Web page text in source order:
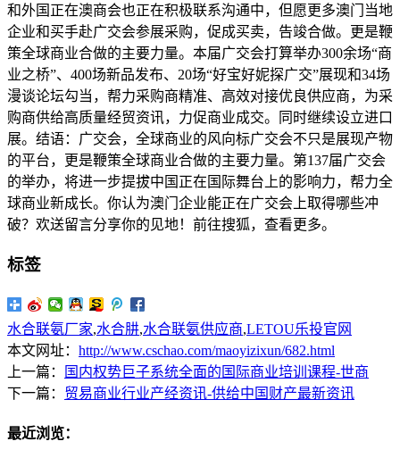
和外国正在澳商会也正在积极联系沟通中，但愿更多澳门当地
企业和买手赴广交会参展采购，促成买卖，告竣合做。更是鞭
策全球商业合做的主要力量。本届广交会打算举办300余场“商
业之桥”、400场新品发布、20场“好宝好妮探广交”展现和34场
漫谈论坛勾当，帮力采购商精准、高效对接优良供应商，为采
购商供给高质量经贸资讯，力促商业成交。同时继续设立进口
展。结语：广交会，全球商业的风向标广交会不只是展现产物
的平台，更是鞭策全球商业合做的主要力量。第137届广交会
的举办，将进一步提拔中国正在国际舞台上的影响力，帮力全
球商业新成长。你认为澳门企业能正在广交会上取得哪些冲
破？欢送留言分享你的见地！前往搜狐，查看更多。
标签
水合联氨厂家,水合肼,水合联氨供应商,LETOU乐投官网
本文网址： http://www.cschao.com/maoyizixun/682.html
上一篇：
国内权势巨子系统全面的国际商业培训课程-世商
下一篇： 贸易商业行业产经资讯-供给中国财产最新资讯
最近浏览：